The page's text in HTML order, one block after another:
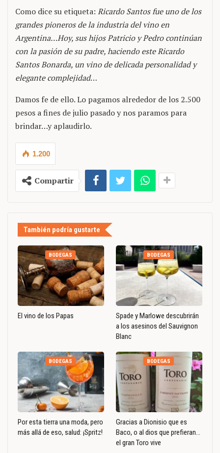
Como dice su etiqueta: Ricardo Santos fue uno de los
grandes pioneros de la industria del vino en
Argentina…Hoy, sus hijos Patricio y Pedro continúan
con la pasión de su padre, haciendo este Ricardo
Santos Bonarda, un vino de delicada personalidad y
elegante complejidad…
Damos fe de ello. Lo pagamos alrededor de los 2.500
pesos a fines de julio pasado y nos paramos para
brindar…y aplaudirlo.
1.200
Compartir
También podría gustarte
BODEGAS
El vino de los Papas
BODEGAS
Spade y Marlowe descubrirán
a los asesinos del Sauvignon
Blanc
BODEGAS
Por esta tierra una moda, pero
más allá de eso, salud: ¡Spritz!
BODEGAS
Gracias a Dionisio que es
Baco, o al dios que prefieran…
el gran Toro vive